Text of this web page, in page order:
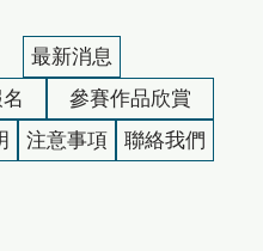
最新消息
參賽作品欣賞
注意事項 聯絡我們